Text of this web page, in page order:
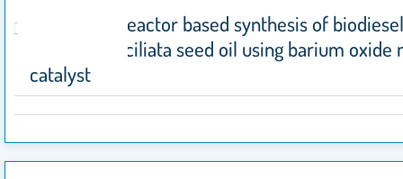
Membrane reactor based synthesis of
from Toona ciliata seed oil using barium oxide
catalyst